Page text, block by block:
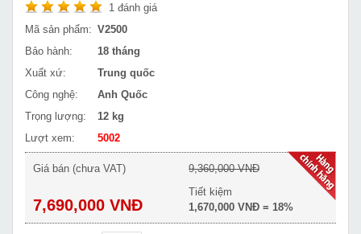
1 đánh giá
Mã sản phẩm: V2500
Bảo hành:
18 tháng
Xuất xứ:
Trung quốc
Công nghệ:
Anh Quốc
Trọng lượng:
12 kg
Lượt xem:
5002
Giá bán (chưa VAT)
7,690,000 VNĐ
9,360,000 VNĐ
Tiết kiệm
1,670,000 VNĐ = 18%